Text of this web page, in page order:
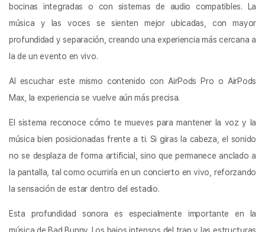
bocinas integradas o con sistemas de audio compatibles. La
música y las voces se sienten mejor ubicadas, con mayor
profundidad y separación, creando una experiencia más cercana a
la de un evento en vivo.
Al escuchar este mismo contenido con AirPods Pro o AirPods
Max, la experiencia se vuelve aún más precisa.
El sistema reconoce cómo te mueves para mantener la voz y la
música bien posicionadas frente a ti. Si giras la cabeza, el sonido
no se desplaza de forma artificial, sino que permanece anclado a
la pantalla, tal como ocurriría en un concierto en vivo, reforzando
la sensación de estar dentro del estadio.
Esta profundidad sonora es especialmente importante en la